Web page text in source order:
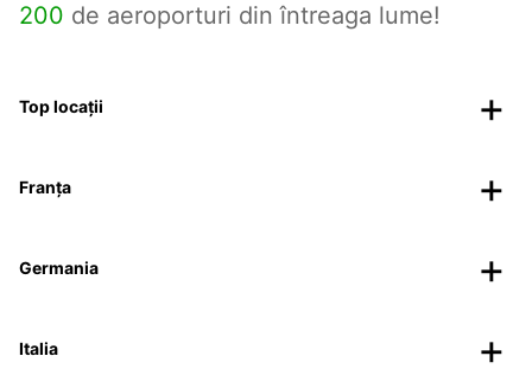
200 de aeroporturi din întreaga lume!
Top locații
Franța
Germania
Italia